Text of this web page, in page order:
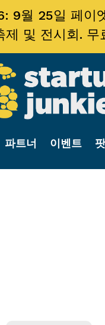
9월 25일 페이
및 전시회.
파트너 이벤트